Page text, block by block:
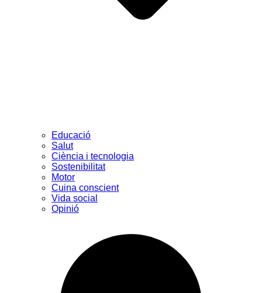
Educació
Salut
Ciència i tecnologia
Sostenibilitat
Motor
Cuina conscient
Vida social
Opinió